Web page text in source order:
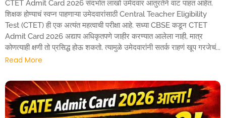
CTET Admit Card 2026 संदर्भात लाखो उमेदवार आतुरतेने वाट पाहत आहेत.
शिक्षक होण्याचं स्वप्न पाहणाऱ्या उमेदवारांसाठी Central Teacher Eligibility
Test (CTET) ही एक अत्यंत महत्वाची परीक्षा आहे. सध्या CBSE कडून CTET
Admit Card 2026 अद्याप अधिकृतपणे जाहीर करण्यात आलेला नाही, मात्र
कोणत्याही क्षणी तो प्रसिद्ध होऊ शकतो. त्यामुळे उमेदवारांनी सतर्क राहणं खूप गरजेचं...
Read More